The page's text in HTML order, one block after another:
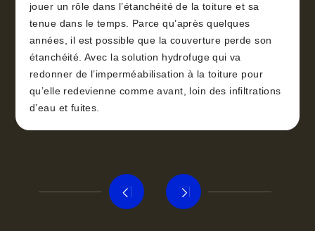
jouer un rôle dans l’étanchéité de la toiture et sa
tenue dans le temps. Parce qu’après quelques
années, il est possible que la couverture perde son
étanchéité. Avec la solution hydrofuge qui va
redonner de l’imperméabilisation à la toiture pour
qu’elle redevienne comme avant, loin des infiltrations
d’eau et fuites.